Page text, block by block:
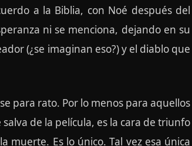
a la Biblia, con Noé después del
ni se menciona, dejando en su
(¿se imaginan eso?) y el diablo que
para rato. Por lo menos para aquellos
de la película, es la cara de triunfo
muerte. Es lo único. Tal vez esa única